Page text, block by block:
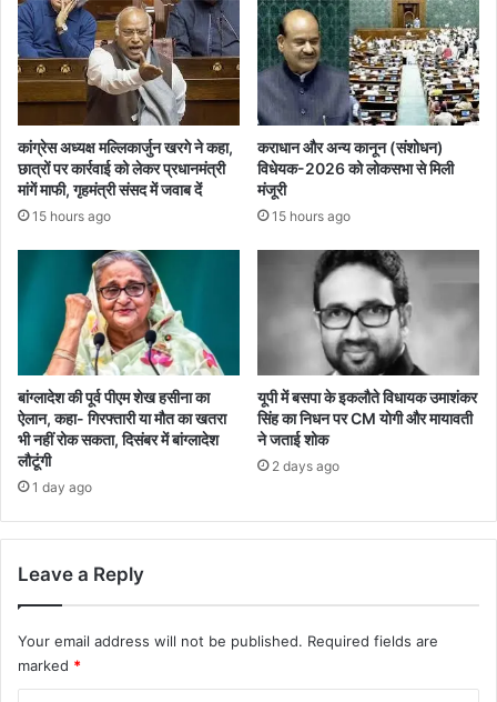
कांग्रेस अध्यक्ष मल्लिकार्जुन खरगे ने कहा,
छात्रों पर कार्रवाई को लेकर प्रधानमंत्री
मांगें माफी, गृहमंत्री संसद में जवाब दें
15 hours ago
कराधान और अन्य कानून (संशोधन)
विधेयक-2026 को लोकसभा से मिली
मंजूरी
15 hours ago
बांग्लादेश की पूर्व पीएम शेख हसीना का
ऐलान, कहा- गिरफ्तारी या मौत का खतरा
भी नहीं रोक सकता, दिसंबर में बांग्लादेश
लौटूंगी
1 day ago
यूपी में बसपा के इकलौते विधायक उमाशंकर
सिंह का निधन पर CM याेगी और मायावती
ने जताई शोक
2 days ago
Leave a Reply
Your email address will not be published. Required fields are
marked *